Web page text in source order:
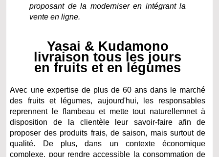
proposant de la moderniser en intégrant la
vente en ligne.
Yasai & Kudamono
livraison tous les jours
en fruits et en légumes
Avec une expertise de plus de 60 ans dans le marché
des fruits et légumes, aujourd'hui, les responsables
reprennent le flambeau et mette tout naturellemnet à
disposition de la clientèle leur savoir-faire afin de
proposer des produits frais, de saison, mais surtout de
qualité. De plus, dans un contexte économique
complexe, pour rendre accessible la consommation de